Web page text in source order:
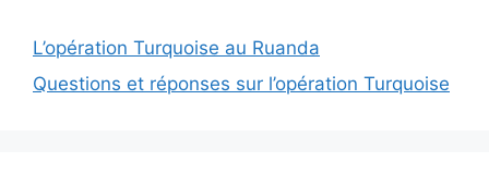
L’opération Turquoise au Ruanda
Questions et réponses sur l’opération Turquoise